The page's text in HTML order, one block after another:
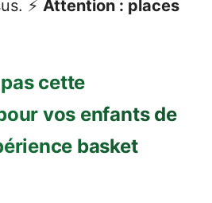
⚡ Attention : places
cette
vos enfants de
basket